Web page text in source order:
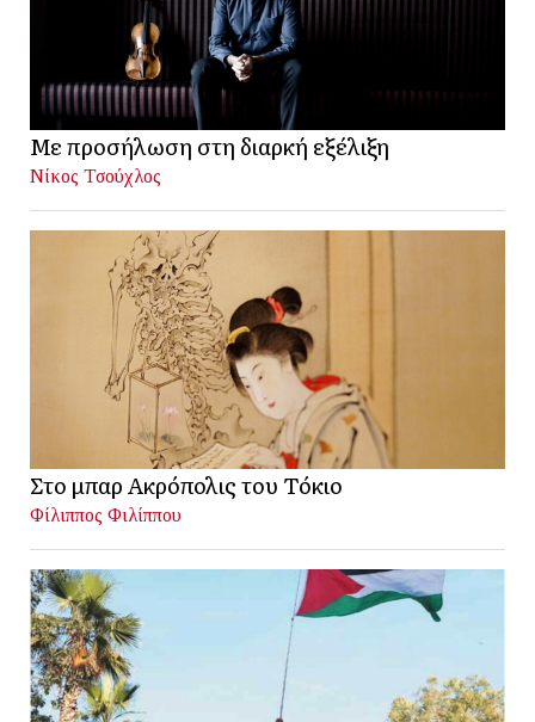
Με προσήλωση στη διαρκή εξέλιξη
Νίκος Τσούχλος
Στο μπαρ Ακρόπολις του Τόκιο
Φίλιππος Φιλίππου